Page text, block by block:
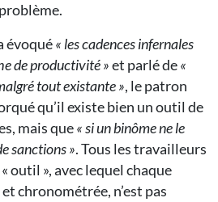
évoqué« les cadences infernales
de productivité »et parlé de«
tout existante », le patron
qu’il existe bien un outil de
mais que« si un binôme ne le
sanctions ». Tous les travailleurs
outil », avec lequel chaque
chronométrée, n’est pas